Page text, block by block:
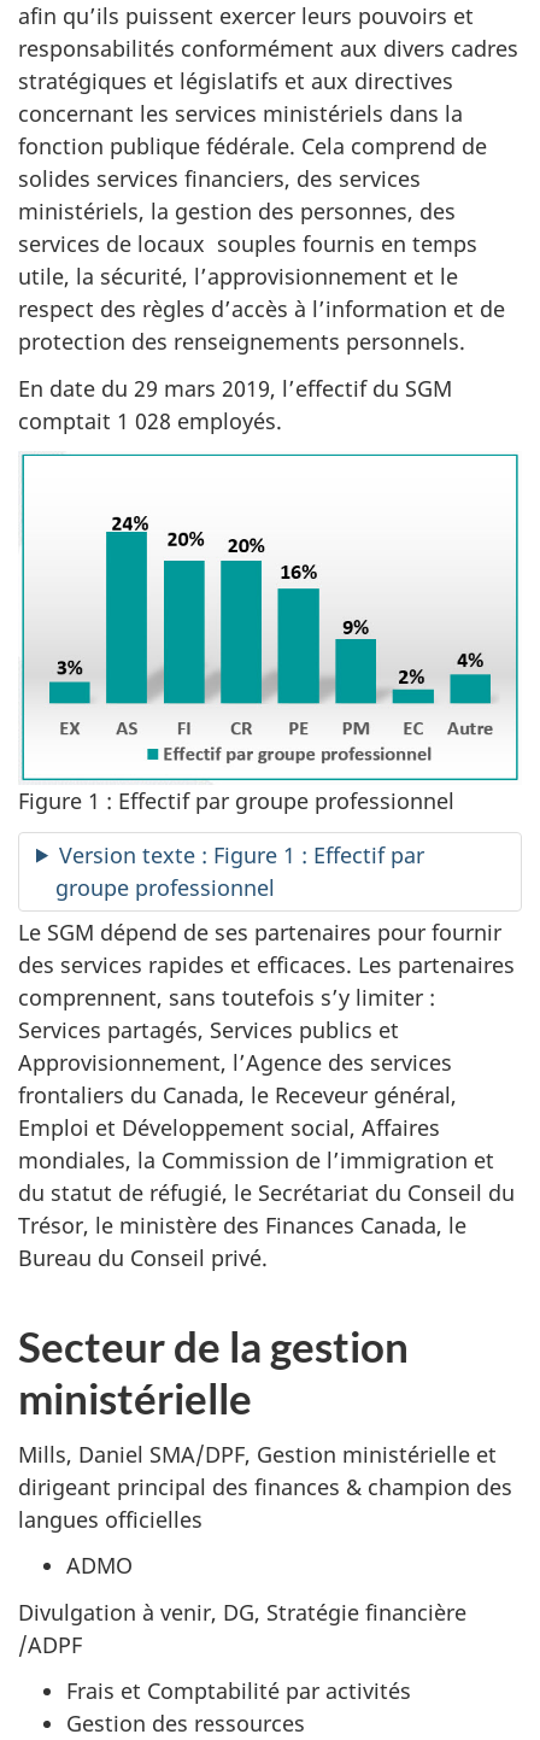
afin qu’ils puissent exercer leurs pouvoirs et
responsabilités conformément aux divers cadres
stratégiques et législatifs et aux directives
concernant les services ministériels dans la
fonction publique fédérale. Cela comprend de
solides services financiers, des services
ministériels, la gestion des personnes, des
services de locaux souples fournis en temps
utile, la sécurité, l’approvisionnement et le
respect des règles d’accès à l’information et de
protection des renseignements personnels.
En date du 29 mars 2019, l’effectif du SGM
comptait 1 028 employés.
Figure 1 : Effectif par groupe professionnel
Version texte : Figure 1 : Effectif par
groupe professionnel
Le SGM dépend de ses partenaires pour fournir
des services rapides et efficaces. Les partenaires
comprennent, sans toutefois s’y limiter :
Services partagés, Services publics et
Approvisionnement, l’Agence des services
frontaliers du Canada, le Receveur général,
Emploi et Développement social, Affaires
mondiales, la Commission de l’immigration et
du statut de réfugié, le Secrétariat du Conseil du
Trésor, le ministère des Finances Canada, le
Bureau du Conseil privé.
Secteur de la gestion
ministérielle
Mills, Daniel SMA/DPF, Gestion ministérielle et
dirigeant principal des finances & champion des
langues officielles
ADMO
Divulgation à venir, DG, Stratégie financière
/ADPF
Frais et Comptabilité par activités
Gestion des ressources